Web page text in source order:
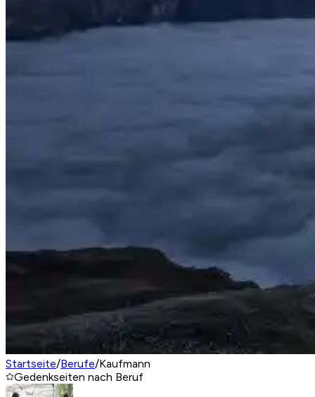
Startseite/Berufe/Kaufmann
Gedenkseiten nach Beruf